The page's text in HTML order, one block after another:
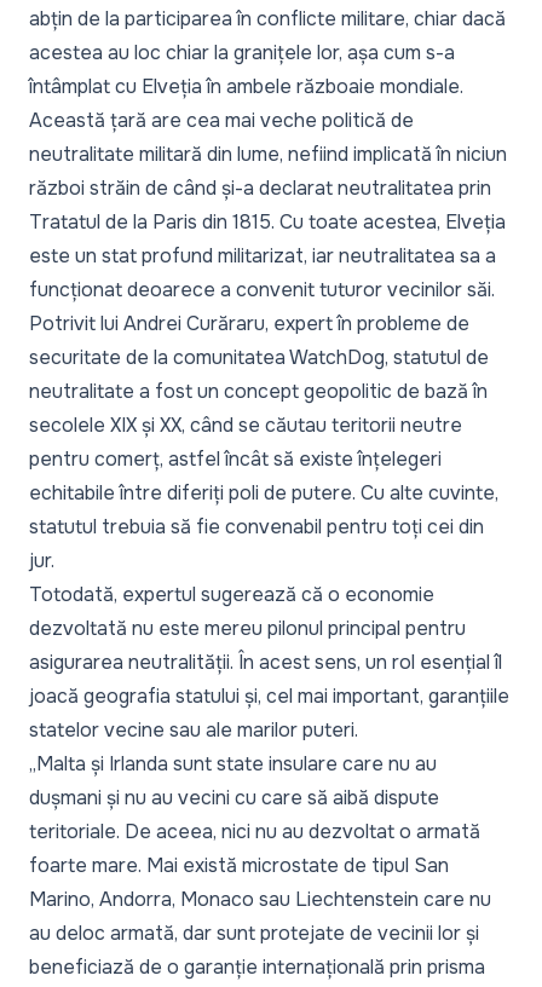
abțin de la participarea în conflicte militare, chiar dacă
acestea au loc chiar la granițele lor, așa cum s-a
întâmplat cu Elveția în ambele războaie mondiale.
Această țară are cea mai veche politică de
neutralitate militară din lume, nefiind implicată în niciun
război străin de când și-a declarat neutralitatea prin
Tratatul de la Paris din 1815. Cu toate acestea, Elveția
este un stat profund militarizat, iar neutralitatea sa a
funcționat deoarece a convenit tuturor vecinilor săi.
Potrivit lui Andrei Curăraru, expert în probleme de
securitate de la comunitatea WatchDog, statutul de
neutralitate a fost un concept geopolitic de bază în
secolele XIX și XX, când se căutau teritorii neutre
pentru comerț, astfel încât să existe înțelegeri
echitabile între diferiți poli de putere. Cu alte cuvinte,
statutul trebuia să fie convenabil pentru toți cei din
jur.
Totodată, expertul sugerează că o economie
dezvoltată nu este mereu pilonul principal pentru
asigurarea neutralității. În acest sens, un rol esențial îl
joacă geografia statului și, cel mai important, garanțiile
statelor vecine sau ale marilor puteri.
„Malta și Irlanda sunt state insulare care nu au
dușmani și nu au vecini cu care să aibă dispute
teritoriale. De aceea, nici nu au dezvoltat o armată
foarte mare. Mai există microstate de tipul San
Marino, Andorra, Monaco sau Liechtenstein care nu
au deloc armată, dar sunt protejate de vecinii lor și
beneficiază de o garanție internațională prin prisma